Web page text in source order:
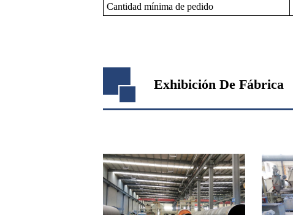
Cantidad mínima de pedido
Exhibición De Fábrica